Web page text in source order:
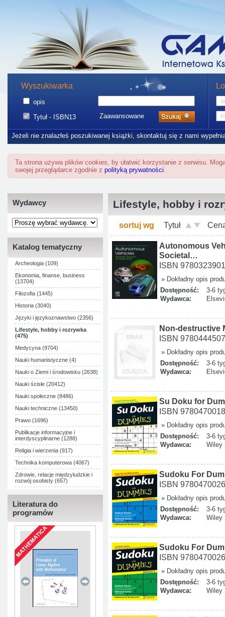
Wyszukiwarka
opis
Tytuł - ISBN13
Zaawansowane
Jeżeli nie znalazłeś poszukiwanej książki, skontaktuj się z nami
Ta strona używa plików cookies, by ułatwić korzystanie z serwisu.
swojej przeglądarce zgodnie z polityką prywatności.
Wydawcy
Katalog tematyczny
Archeologia (109)
Ekonomia, finanse, business
(13704)
Filozofia (1445)
Historia (3040)
Języki i językoznawstwo (2356)
Lifestyle, hobby i rozrywka
(475)
Medycyna (9704)
Nauki humanistyczne (4)
Nauki o Ziemi i środowisku (2638)
Nauki ścisłe (20412)
Nauki społeczne (8486)
Nauki techniczne (13450)
Prawo (1696)
Publikacje informacyjne i
interdyscyplinarne (1288)
Religia i wierzenia (917)
Technika komputerowa (4067)
Zdrowie, relacje międzyludzkie i
rozwój osobisty (657)
Literatura do
programów
Lifestyle, hobby i
sortuj wg Tytuł
Autonomous
Societal…
ISBN
» Dokładny opis
Dostępność:
3-6
Wydawca:
Non-destructive
ISBN
» Dokładny opis
Dostępność:
3-6
Wydawca:
Su Doku for
ISBN
» Dokładny opis
Dostępność:
3-6
Wydawca:
Wiley
Sudoku For
ISBN
» Dokładny opis
Dostępność:
3-6
Wydawca:
Wiley
Sudoku For
ISBN
» Dokładny opis
Dostępność:
3-6
Wydawca:
Wiley